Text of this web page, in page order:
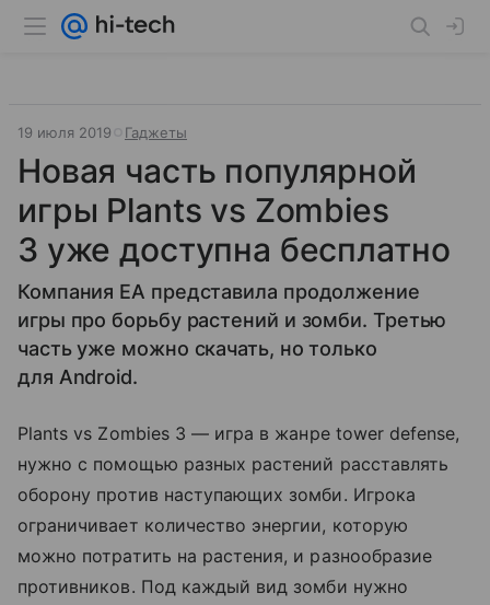
19 июля 2019 Гаджеты
Новая часть популярной
игры Plants vs Zombies
3 уже доступна бесплатно
Компания EA представила продолжение
игры про борьбу растений и зомби. Третью
часть уже можно скачать, но только
для Android.
Plants vs Zombies 3 — игра в жанре tower defense,
нужно с помощью разных растений расставлять
оборону против наступающих зомби. Игрока
ограничивает количество энергии, которую
можно потратить на растения, и разнообразие
противников. Под каждый вид зомби нужно